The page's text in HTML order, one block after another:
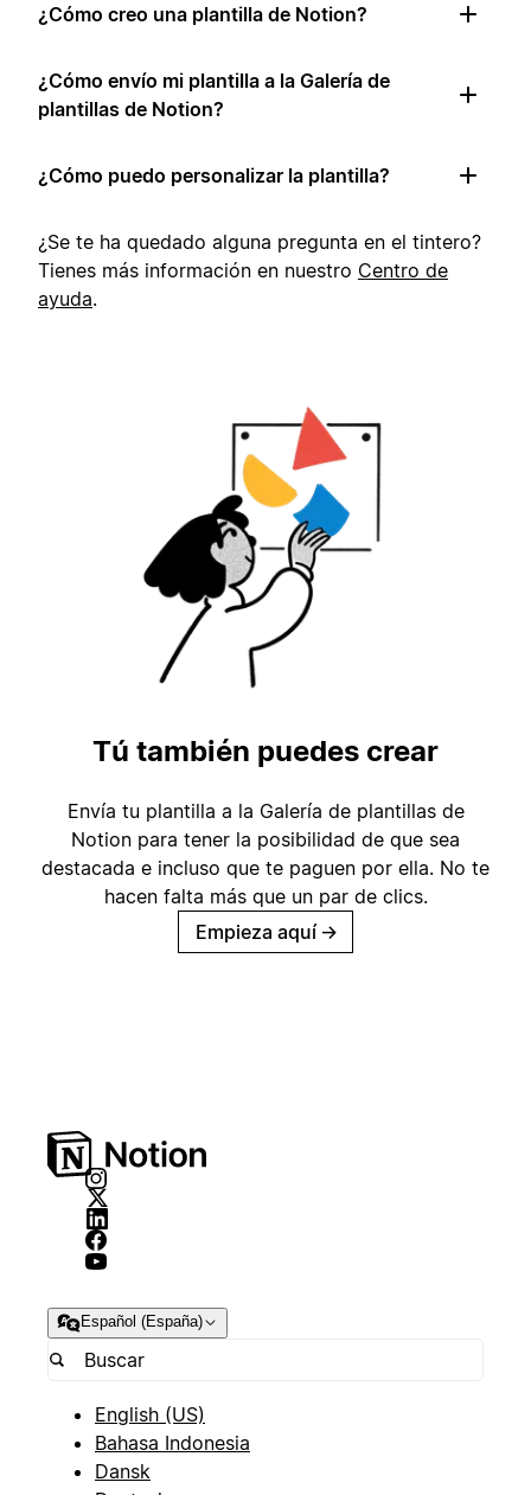
¿Cómo creo una plantilla de Notion?
¿Cómo envío mi plantilla a la Galería de
plantillas de Notion?
¿Cómo puedo personalizar la plantilla?
¿Se te ha quedado alguna pregunta en el tintero?
Tienes más información en nuestro Centro de
ayuda.
Tú también puedes crear
Envía tu plantilla a la Galería de plantillas de
Notion para tener la posibilidad de que sea
destacada e incluso que te paguen por ella. No te
hacen falta más que un par de clics.
Empieza aquí →
Español (España)
English (US)
Bahasa Indonesia
Dansk